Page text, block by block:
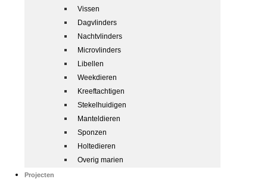
Vissen
Dagvlinders
Nachtvlinders
Microvlinders
Libellen
Weekdieren
Kreeftachtigen
Stekelhuidigen
Manteldieren
Sponzen
Holtedieren
Overig marien
Projecten